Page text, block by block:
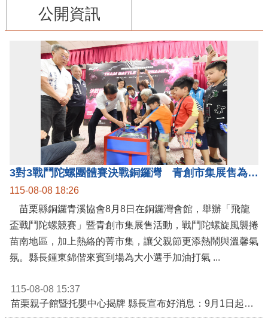
公開資訊
3對3戰鬥陀螺團體賽決戰銅鑼灣 青創市集展售為父親節增添繽紛
115-08-08 18:26
苗栗縣銅鑼青溪協會8月8日在銅鑼灣會館，舉辦「飛龍
盃戰鬥陀螺競賽」暨青創市集展售活動，戰鬥陀螺旋風襲捲
苗南地區，加上熱絡的菁市集，讓父親節更添熱鬧與溫馨氣
氛。縣長鍾東錦偕來賓到場為大小選手加油打氣 ...
115-08-08 15:37
苗栗親子館暨托嬰中心揭牌 縣長宣布好消息：9月1日起調降臨時托嬰費用